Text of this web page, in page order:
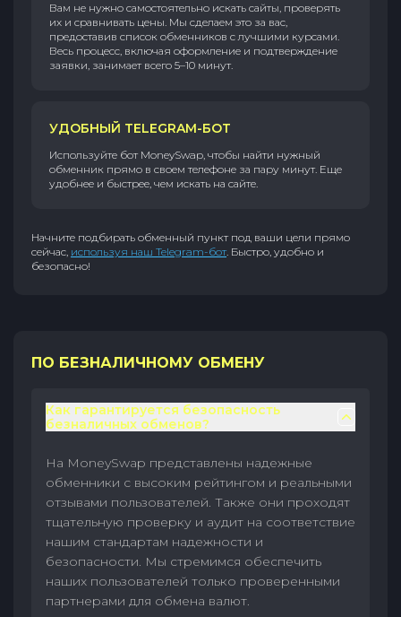
Вам не нужно самостоятельно искать сайты, проверять
их и сравнивать цены. Мы сделаем это за вас,
предоставив список обменников с лучшими курсами.
Весь процесс, включая оформление и подтверждение
заявки, занимает всего 5–10 минут.
УДОБНЫЙ TELEGRAM-БОТ
Используйте бот MoneySwap, чтобы найти нужный
обменник прямо в своем телефоне за пару минут. Еще
удобнее и быстрее, чем искать на сайте.
Начните подбирать обменный пункт под ваши цели прямо
сейчас, используя наш Telegram-бот. Быстро, удобно и
безопасно!
ПО БЕЗНАЛИЧНОМУ ОБМЕНУ
Как гарантируется безопасность
безналичных обменов?
На MoneySwap представлены надежные
обменники с высоким рейтингом и реальными
отзывами пользователей. Также они проходят
тщательную проверку и аудит на соответствие
нашим стандартам надежности и
безопасности. Мы стремимся обеспечить
наших пользователей только проверенными
партнерами для обмена валют.